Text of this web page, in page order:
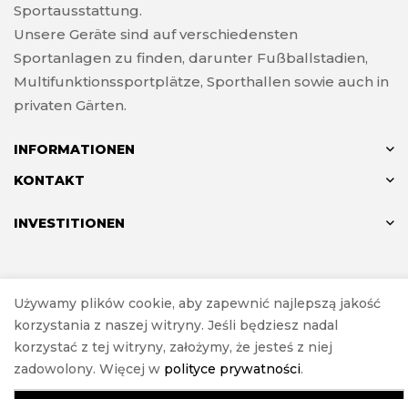
Sportausstattung.
Unsere Geräte sind auf verschiedensten
Sportanlagen zu finden, darunter Fußballstadien,
Multifunktionssportplätze, Sporthallen sowie auch in
privaten Gärten.
INFORMATIONEN
KONTAKT
INVESTITIONEN
© ANTON 2024
RealisierungInvestnet
Używamy plików cookie, aby zapewnić najlepszą jakość
korzystania z naszej witryny. Jeśli będziesz nadal
korzystać z tej witryny, założymy, że jesteś z niej
zadowolony. Więcej w polityce prywatności.